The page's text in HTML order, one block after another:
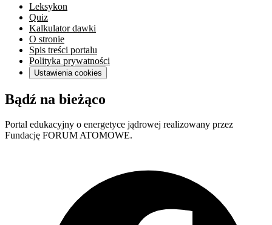
Leksykon
Quiz
Kalkulator dawki
O stronie
Spis treści portalu
Polityka prywatności
Ustawienia cookies
Bądź na bieżąco
Portal edukacyjny o energetyce jądrowej realizowany przez
Fundację FORUM ATOMOWE.